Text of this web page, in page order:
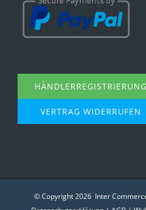
HÄNDLERREGISTRIERUNG
VERTRAG WIDERRUFEN
© Copyright2026 Inter